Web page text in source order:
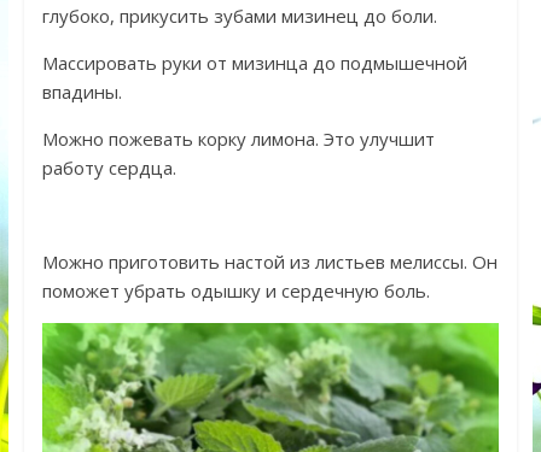
глубоко, прикусить зубами мизинец до боли.
Массировать руки от мизинца до подмышечной
впадины.
Можно пожевать корку лимона. Это улучшит
работу сердца.
Можно приготовить настой из листьев мелиссы. Он
поможет убрать одышку и сердечную боль.